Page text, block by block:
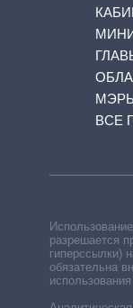
ВСЕ
разрешается
гиперссылки)
обязательна